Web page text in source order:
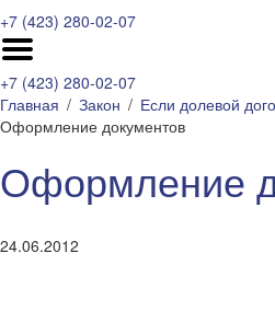
+7 (423) 280-02-07
+7 (423) 280-02-07
Главная
Закон
Если долевой
Оформление документов
Оформление
24.06.2012